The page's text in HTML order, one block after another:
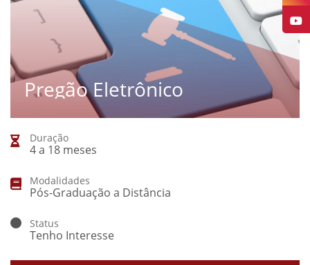
Pregão Eletrônico
Duração
4 a 18 meses
Modalidades
Pós-Graduação a Distância
Status
Tenho Interesse